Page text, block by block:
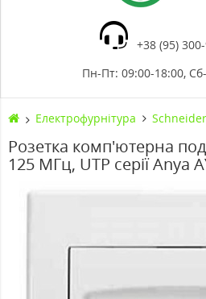
+38 (95)
Пн-Пт: 09:00-18:00,
Електрофурнітура
Розетка комп'ютерна
125 МГц, UTP серії Anya